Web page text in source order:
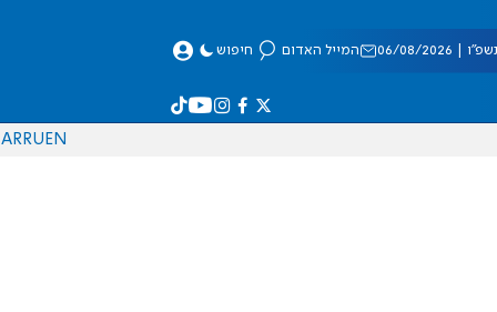
08/2026 המייל האדום חיפוש
EN
RU
AR